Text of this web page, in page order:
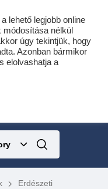
THM-el 10 hónapra!
adunk egy fűrészláncot!
GÉP WEBSHOP
Erdészeti
lehető legjobb online
nélkül
úgy tekintjük, hogy
Azonban bármikor
elolvashatja a